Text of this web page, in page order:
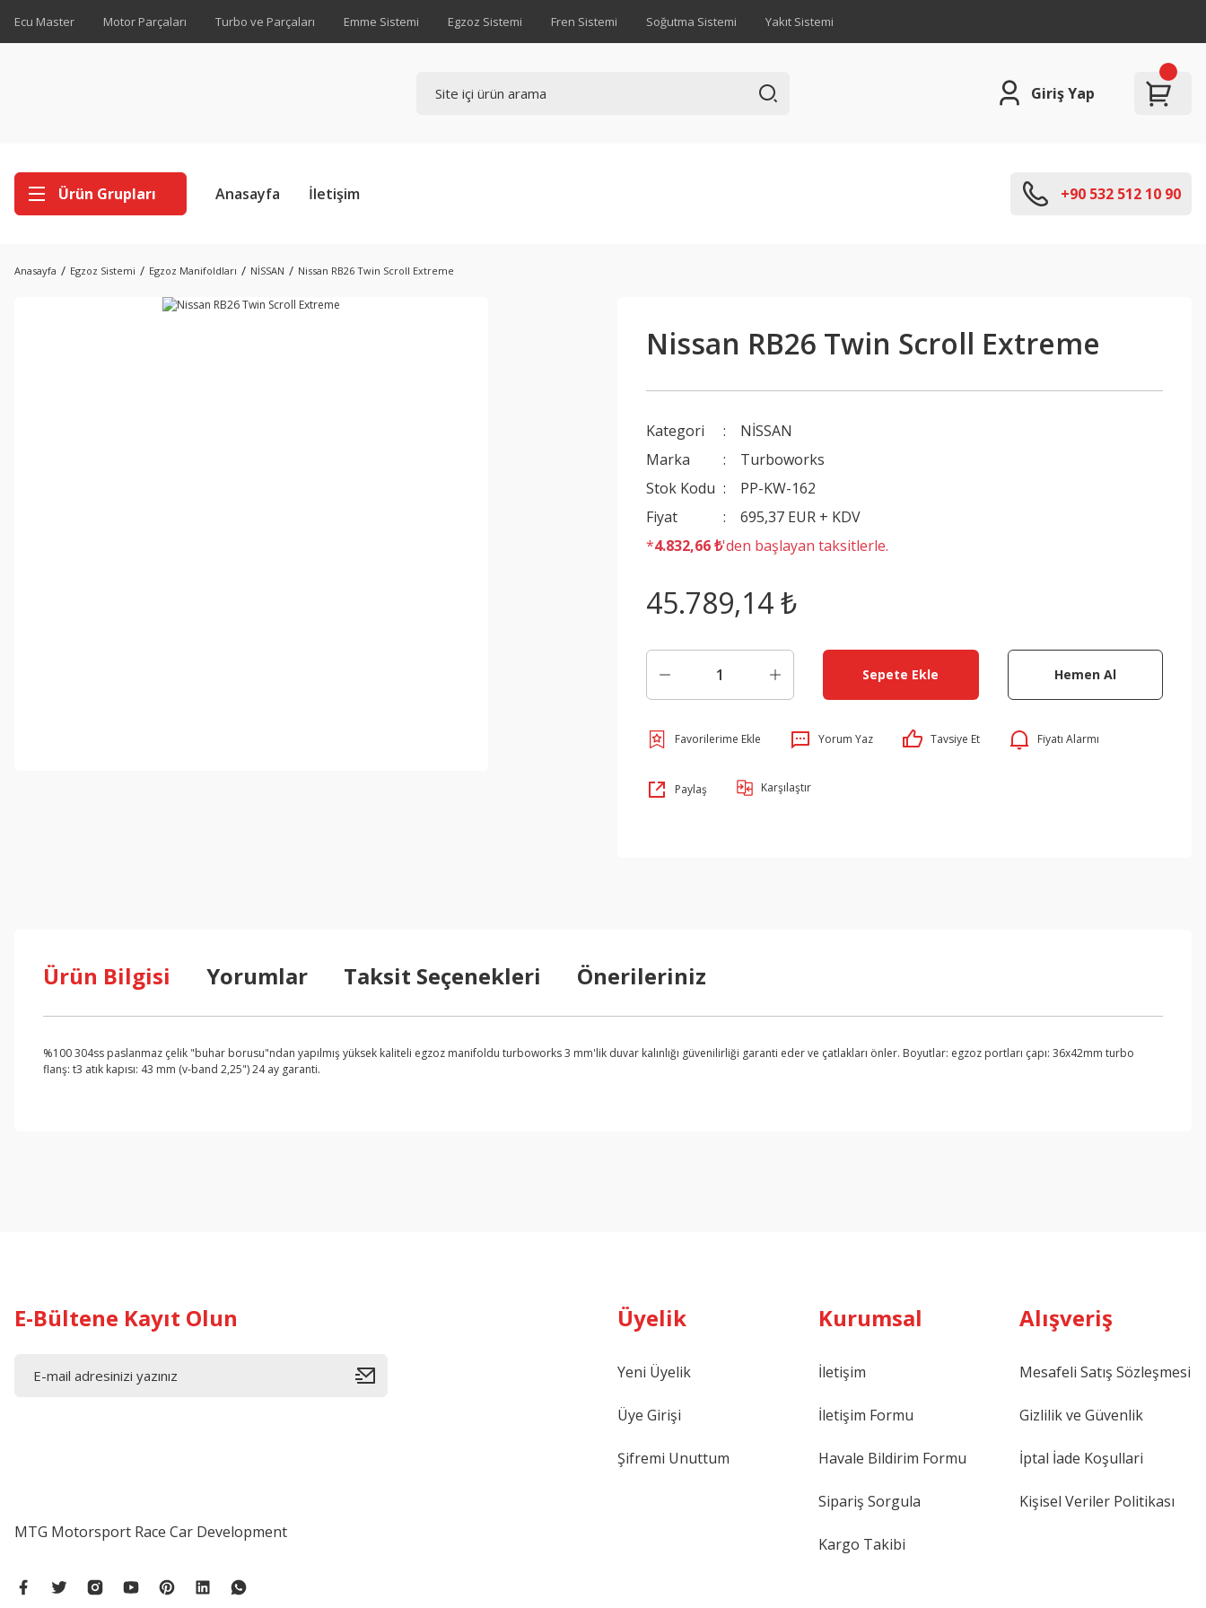
Ecu Master Motor Parçaları Turbo ve Parçaları Emme Sistemi Egzoz Sistemi Fren Sistemi Soğutma Sistemi Yakıt Sistemi
Giriş Yap
Ürün Grupları Anasayfa İletişim +90 532 512 10 90
Anasayfa Egzoz Sistemi Egzoz Manifoldları NİSSAN Nissan RB26 Twin Scroll Extreme
Nissan RB26 Twin Scroll Extreme
Kategori
NİSSAN
Marka
Turboworks
Stok Kodu
PP-KW-162
Fiyat
695,37 EUR + KDV
*4.832,66 ₺'den başlayan taksitlerle.
45.789,14 ₺
Sepete Ekle Hemen Al
Yorum Yaz Tavsiye Et Fiyatı Alarmı
Paylaş Karşılaştır
Ürün Bilgisi Yorumlar Taksit Seçenekleri Önerileriniz
%100 304ss paslanmaz çelik "buhar borusu"ndan yapılmış yüksek kaliteli egzoz manifoldu turboworks 3 mm'lik duvar kalınlığı güvenilirliği garanti eder ve çatlakları önler. Boyutlar: egzoz portları çapı: 36x42mm turbo
flanş: t3 atık kapısı: 43 mm (v-band 2,25") 24 ay garanti.
E-Bültene Kayıt Olun
MTG Motorsport Race Car Development
Üyelik
Yeni Üyelik
Üye Girişi
Şifremi Unuttum
Kurumsal
İletişim
İletişim Formu
Havale Bildirim Formu
Sipariş Sorgula
Kargo Takibi
Alışveriş
Mesafeli Satış Sözleşmesi
Gizlilik ve Güvenlik
İptal İade Koşullari
Kişisel Veriler Politikası